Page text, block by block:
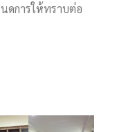
ดการให้ทราบต่อ